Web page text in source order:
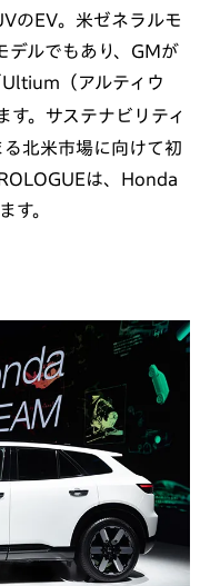
のEV。米ゼネラルモ
デルでもあり、GMが
（アルティウ
す。サステナビリティ
北米市場に向けて初
は、Honda
す。